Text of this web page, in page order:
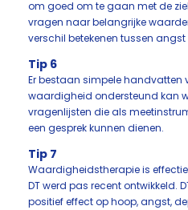
om goed om te gaan met de
vragen naar belangrijke
verschil betekenen tussen
Tip 6
Er bestaan simpele handvatten
waardigheid ondersteund kan
vragenlijsten die als
een gesprek kunnen dienen.
Tip 7
Waardigheidstherapie is
DT werd pas recent ontwikkeld.
positief effect op hoop, angst,